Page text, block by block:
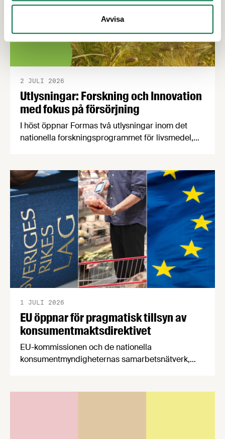
Avvisa
Utlysningar: Forskning och Innovation
med fokus på försörjning
2 JULI 2026
I höst öppnar Formas två utlysningar inom det
nationella forskningsprogrammet för livsmedel,
en motståndskraftig livsmedelsförsörjning", och
båda syftar till att bana väg för innovationer som
stärker Sveriges livsmedelsförsörjning.
EU öppnar för pragmatisk tillsyn av
konsumentmaktsdirektivet
1 JULI 2026
EU-kommissionen och de nationella
konsumentmyndigheternas samarbetsnätverk,